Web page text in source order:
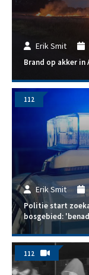
Erik Smit
Brand op akker
Erik Smit
Politie start
bosgebied:
112
112